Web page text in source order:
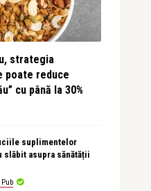
strategia
poate reduce
cu până la 30%
suplimentelor
slăbit asupra sănătății